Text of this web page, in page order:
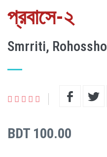
প্রবাসে-২
Smrriti,
BDT 100.00